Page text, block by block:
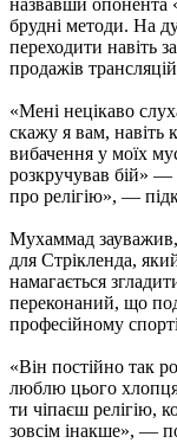
назвавши опонента
брудні методи. На
переходити навіть
продажів
«Мені нецікаво
скажу я вам, навіть
вибачення у моїх
розкручував бій» —
про релігію», —
Мухаммад зауважив,
для Стрікленда,
намагається
переконаний, що
професійному
«Він постійно так
люблю цього
ти чіпаєш релігію,
зовсім інакше», —